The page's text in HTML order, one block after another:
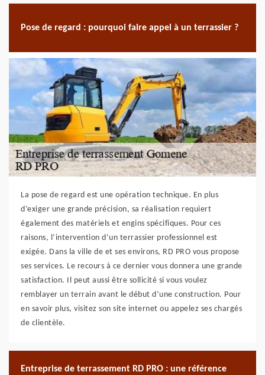
Pose de regard : pourquoi faire appel à un terrassier ?
La pose de regard est une opération technique. En plus
d’exiger une grande précision, sa réalisation requiert
également des matériels et engins spécifiques. Pour ces
raisons, l’intervention d’un terrassier professionnel est
exigée. Dans la ville de et ses environs, RD PRO vous propose
ses services. Le recours à ce dernier vous donnera une grande
satisfaction. Il peut aussi être sollicité si vous voulez
remblayer un terrain avant le début d’une construction. Pour
en savoir plus, visitez son site internet ou appelez ses chargés
de clientèle.
Entreprise de terrassement RD PRO : une référence